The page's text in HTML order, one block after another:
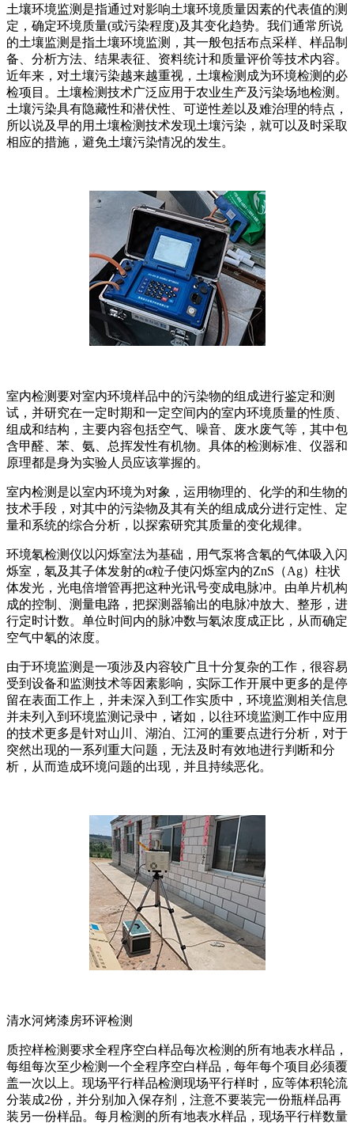
土壤环境监测是指通过对影响土壤环境质量因素的代表值的测
定，确定环境质量(或污染程度)及其变化趋势。我们通常所说
的土壤监测是指土壤环境监测，其一般包括布点采样、样品制
备、分析方法、结果表征、资料统计和质量评价等技术内容。
近年来，对土壤污染越来越重视，土壤检测成为环境检测的必
检项目。土壤检测技术广泛应用于农业生产及污染场地检测。
土壤污染具有隐藏性和潜伏性、可逆性差以及难治理的特点，
所以说及早的用土壤检测技术发现土壤污染，就可以及时采取
相应的措施，避免土壤污染情况的发生。
室内检测要对室内环境样品中的污染物的组成进行鉴定和测
试，并研究在一定时期和一定空间内的室内环境质量的性质、
组成和结构，主要内容包括空气、噪音、废水废气等，其中包
含甲醛、苯、氨、总挥发性有机物。具体的检测标准、仪器和
原理都是身为实验人员应该掌握的。
室内检测是以室内环境为对象，运用物理的、化学的和生物的
技术手段，对其中的污染物及其有关的组成成分进行定性、定
量和系统的综合分析，以探索研究其质量的变化规律。
环境氡检测仪以闪烁室法为基础，用气泵将含氡的气体吸入闪
烁室，氡及其子体发射的α粒子使闪烁室内的ZnS（Ag）柱状
体发光，光电倍增管再把这种光讯号变成电脉冲。由单片机构
成的控制、测量电路，把探测器输出的电脉冲放大、整形，进
行定时计数。单位时间内的脉冲数与氡浓度成正比，从而确定
空气中氡的浓度。
由于环境监测是一项涉及内容较广且十分复杂的工作，很容易
受到设备和监测技术等因素影响，实际工作开展中更多的是停
留在表面工作上，并未深入到工作实质中，环境监测相关信息
并未列入到环境监测记录中，诸如，以往环境监测工作中应用
的技术更多是针对山川、湖泊、江河的重要点进行分析，对于
突然出现的一系列重大问题，无法及时有效地进行判断和分
析，从而造成环境问题的出现，并且持续恶化。
清水河烤漆房环评检测
质控样检测要求全程序空白样品每次检测的所有地表水样品，
每组每次至少检测一个全程序空白样品，每年每个项目必须覆
盖一次以上。现场平行样品检测现场平行样时，应等体积轮流
分装成2份，并分别加入保存剂，注意不要装完一份瓶样品再
装另一份样品。每月检测的所有地表水样品，现场平行样数量